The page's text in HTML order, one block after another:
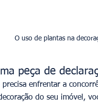
peça de
enfrentar a
do seu imóvel,